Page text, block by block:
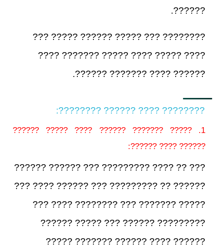
??????.
???????? ??? ????? ?????? ????? ???
???? ????? ???? ????? ??????? ????
?????? ???? ??????? ??????.
???????? ???? ?????? ????????:
1. ????? ??????? ?????? ???? ????? ??????
?????? ???? ??????:
??? ?? ???? ????????? ??? ?????? ??????
?????? ?? ????????? ??? ?????? ???? ???
????? ??????? ??? ???????? ???? ???
????????? ?????? ??? ????? ??????
?????? ???? ?????? ??????? ?????